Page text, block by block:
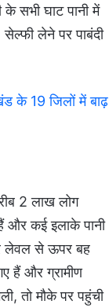
के सभी घाट पानी में
लेने पर पाबंदी
के 19 जिलों में बाढ़
2 लाख लोग
और कई इलाके पानी
लेवल से ऊपर बह
हैं और ग्रामीण
तो मौके पर पहुंची